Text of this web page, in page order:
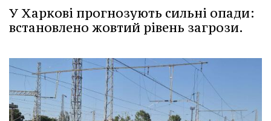
У Харкові прогнозують сильні опади:
встановлено жовтий рівень загрози.